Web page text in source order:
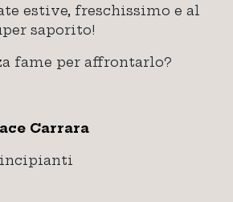
estive, freschissimo e al
saporito!
fame per affrontarlo?
Carrara